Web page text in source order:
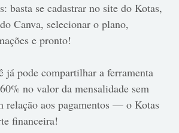
basta se cadastrar no site do Kotas,
Canva, selecionar o plano,
e pronto!
já pode compartilhar a ferramenta
no valor da mensalidade sem
relação aos pagamentos — o Kotas
financeira!